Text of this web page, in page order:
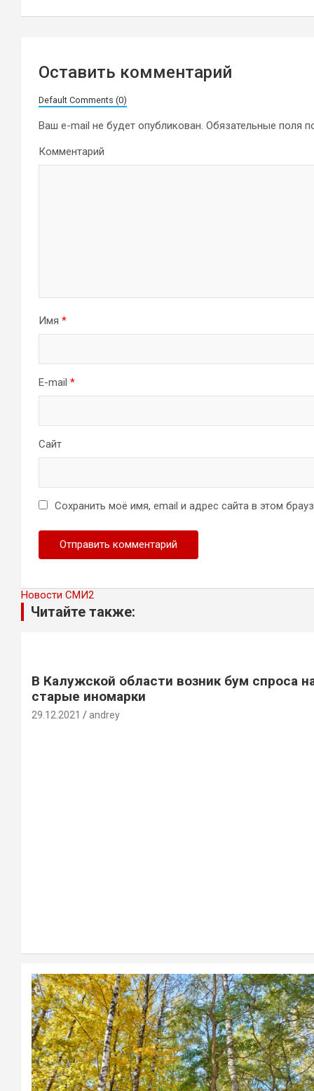
записям
Оставить комментарий
Default Comments (0)
Ваш e-mail не будет опубликован. Обязательные поля
Комментарий
Имя *
E-mail *
Сайт
Сохранить моё имя, email и адрес сайта в этом
Новости СМИ2
Читайте также:
В Калужской области возник бум спроса
старые иномарки
29.12.2021 andrey